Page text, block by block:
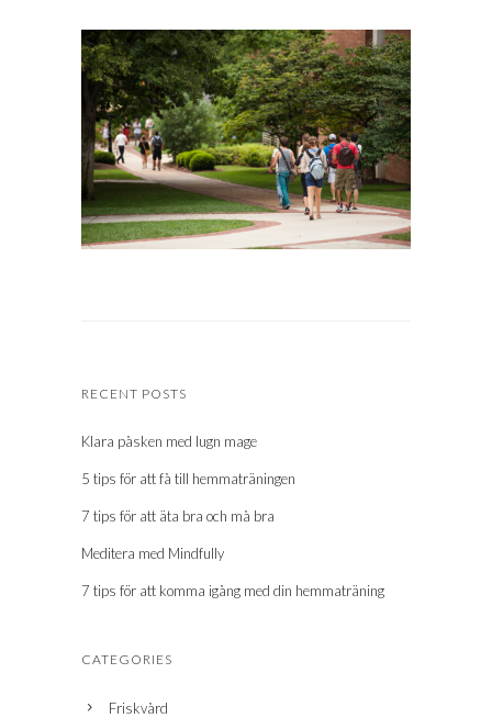
RECENT POSTS
Klara påsken med lugn mage
5 tips för att få till hemmaträningen
7 tips för att äta bra och må bra
Meditera med Mindfully
7 tips för att komma igång med din hemmaträning
CATEGORIES
Friskvård